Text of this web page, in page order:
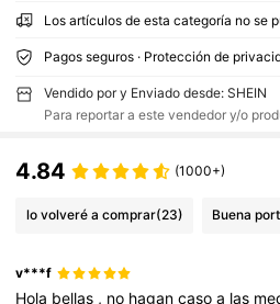
Los artículos de esta categoría no se
Pagos seguros · Protección de
Vendido por y Enviado desde: SHEIN
Para reportar a este vendedor y/o
4.84 (1000+)
lo volveré a comprar(23) Buena
v***f
Hola bellas , no hagancasoa las